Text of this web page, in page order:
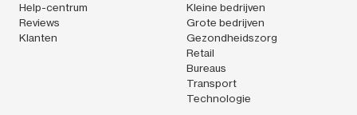
Help-centrum
Reviews
Klanten
Kleine bedrijven
Grote bedrijven
Gezondheidszorg
Retail
Bureaus
Transport
Technologie